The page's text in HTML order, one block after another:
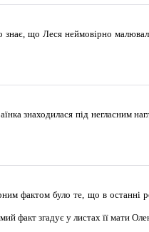
що Леся неймовірно
знаходилася під негласним
фактом було те, що в останні
факт згадує у листах її мати